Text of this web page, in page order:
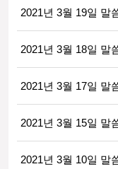
2021년 3월 19일 말
2021년 3월 18일 말
2021년 3월 17일 말
2021년 3월 15일 말
2021년 3월 10일 말